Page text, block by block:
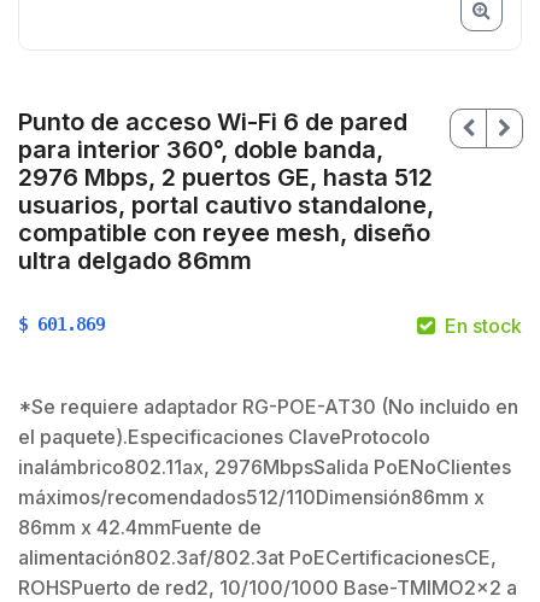
Punto de acceso Wi-Fi 6 de pared
para interior 360°, doble banda,
2976 Mbps, 2 puertos GE, hasta 512
usuarios, portal cautivo standalone,
compatible con reyee mesh, diseño
ultra delgado 86mm
$
$ 601.869 En stock
*Se requiere adaptador RG-POE-AT30 (No incluido en
el paquete).Especificaciones ClaveProtocolo
inalámbrico802.11ax, 2976MbpsSalida PoENoClientes
máximos/recomendados512/110Dimensión86mm x
86mm x 42.4mmFuente de
alimentación802.3af/802.3at PoECertificacionesCE,
ROHSPuerto de red2, 10/100/1000 Base-TMIMO2x2 a